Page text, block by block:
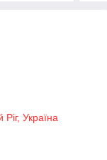
Україна